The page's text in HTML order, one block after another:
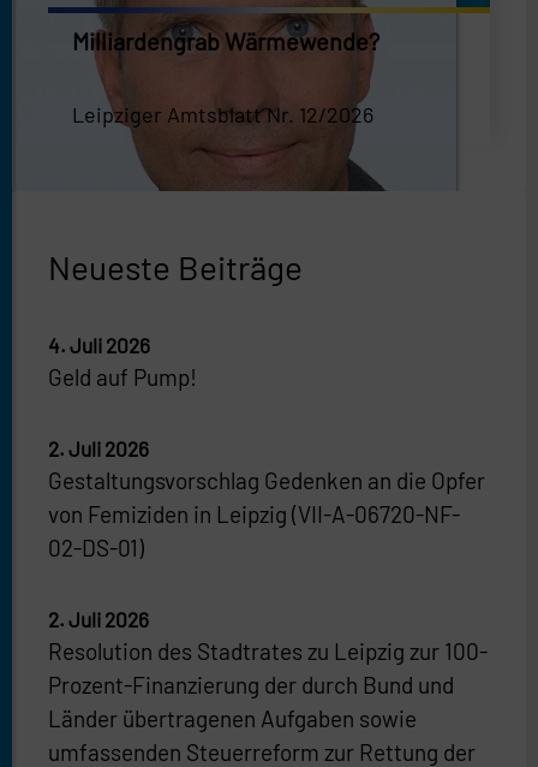
Milliardengrab Wärmewende?
Leipziger Amtsblatt Nr. 12/2026
Neueste Beiträge
Geld auf Pump!
4. Juli 2026
Gestaltungsvorschlag Gedenken an die Opfer
von Femiziden in Leipzig (VII-A-06720-NF-
02-DS-01)
2. Juli 2026
Resolution des Stadtrates zu Leipzig zur 100-
Prozent-Finanzierung der durch Bund und
Länder übertragenen Aufgaben sowie
umfassenden Steuerreform zur Rettung der
2. Juli 2026